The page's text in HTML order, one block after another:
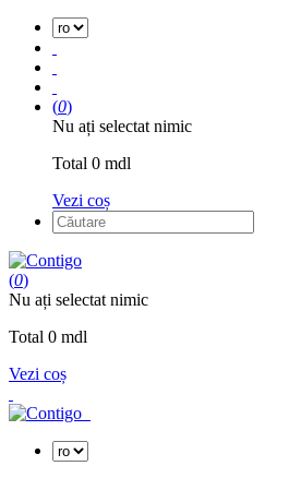
(0)
Nu ați selectat nimic
Total 0 mdl
Vezi coș
(0)
Nu ați selectat nimic
Total 0 mdl
Vezi coș